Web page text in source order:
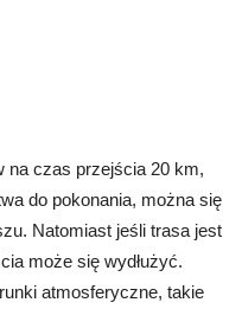
na czas przejścia 20 km,
do pokonania, można się
Natomiast jeśli trasa jest
może się wydłużyć.
atmosferyczne, takie